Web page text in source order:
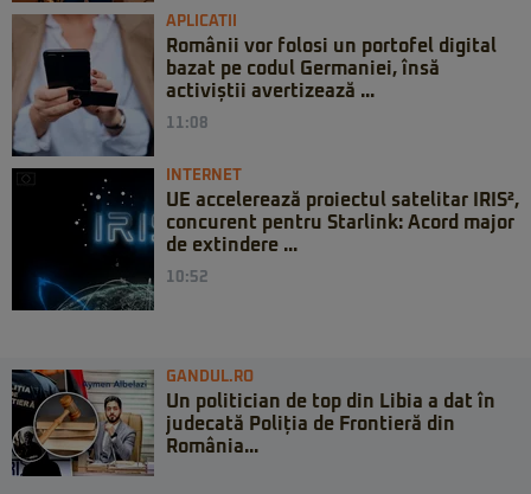
APLICATII
Românii vor folosi un portofel digital
bazat pe codul Germaniei, însă
activiștii avertizează ...
11:08
INTERNET
UE accelerează proiectul satelitar IRIS²,
concurent pentru Starlink: Acord major
de extindere ...
10:52
GANDUL.RO
Un politician de top din Libia a dat în
judecată Poliția de Frontieră din
România...